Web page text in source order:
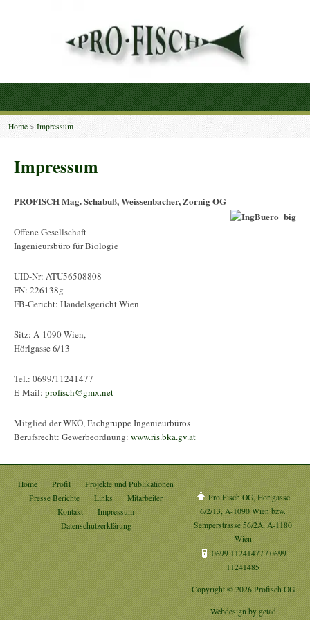
Home >Impressum
Impressum
PROFISCH Mag. Schabuß, Weissenbacher, Zornig OG
Offene Gesellschaft
Ingenieursbüro für Biologie
UID-Nr: ATU56508808
FN: 226138g
FB-Gericht: Handelsgericht Wien
Sitz: A-1090 Wien,
Hörlgasse 6/13
Tel.: 0699/11241477
E-Mail: profisch@gmx.net
Mitglied der WKÖ, Fachgruppe Ingenieurbüros
Berufsrecht: Gewerbeordnung: www.ris.bka.gv.at
Home Profil
Projekte und Publikationen
Presse Berichte
Links
Mitarbeiter
Kontakt
Impressum
Datenschutzerklärung
Pro Fisch OG, Hörlgasse
6/2/13, A-1090 Wien bzw.
Semperstrasse 56/2A, A-1180
Wien
0699 11241477 / 0699
11241485
Copyright © 2026 Profisch OG
Webdesign bygetad